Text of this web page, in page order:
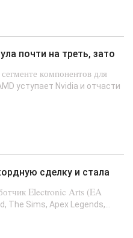
почти на треть, зато
компонентов для
уступает Nvidia и отчасти
сделку и стала
Electronic Arts (EA
The Sims, Apex Legends,...